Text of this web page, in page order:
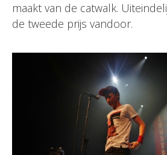
maakt van de catwalk.
de tweede prijs vandoor.